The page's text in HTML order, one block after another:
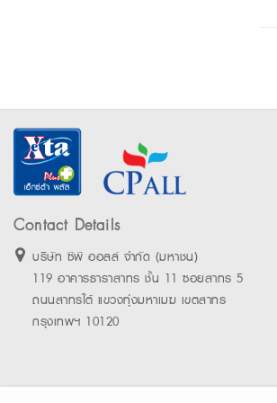
Contact Details
บริษัท ซีพี ออลล์ จำกัด (มหาชน)
119 อาคารธาราสาทร ชั้น 11 ซอยสาทร 5
ถนนสาทรใต้ แขวงทุ่งมหาเมฆ เขตสาทร
กรุงเทพฯ 10120